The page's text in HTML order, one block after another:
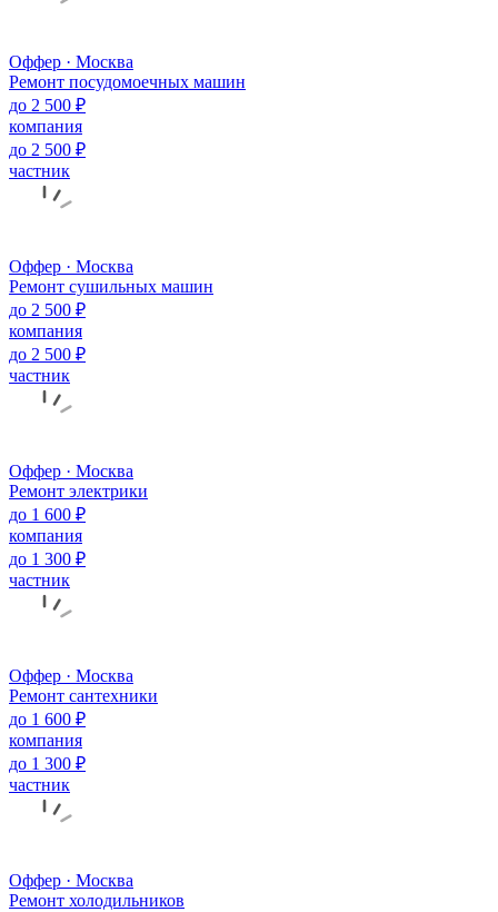
Оффер · Москва
Ремонт посудомоечных машин
до 2 500 ₽
компания
до 2 500 ₽
частник
Оффер · Москва
Ремонт сушильных машин
до 2 500 ₽
компания
до 2 500 ₽
частник
Оффер · Москва
Ремонт электрики
до 1 600 ₽
компания
до 1 300 ₽
частник
Оффер · Москва
Ремонт сантехники
до 1 600 ₽
компания
до 1 300 ₽
частник
Оффер · Москва
Ремонт холодильников